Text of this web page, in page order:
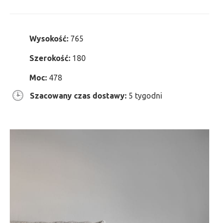
Wysokość: 765
Szerokość: 180
Moc: 478
Szacowany czas dostawy: 5 tygodni